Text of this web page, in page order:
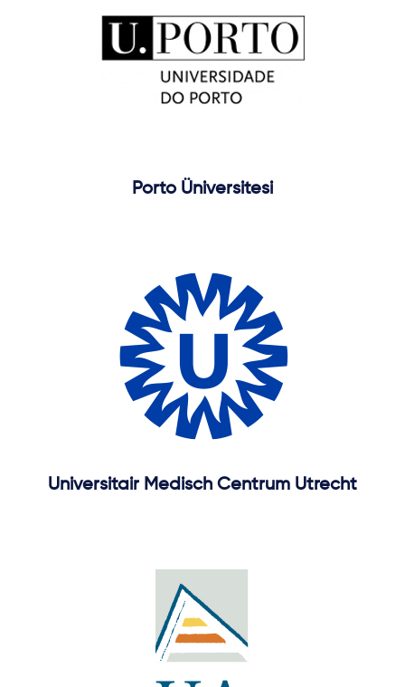
Porto Üniversitesi
Universitair Medisch Centrum Utrecht